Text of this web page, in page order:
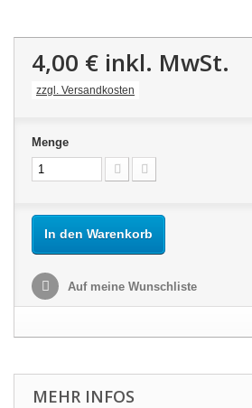
4,00 € inkl. MwSt.
zzgl. Versandkosten
Menge
In den Warenkorb
Auf meine Wunschliste
MEHR INFOS